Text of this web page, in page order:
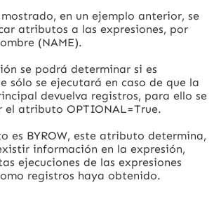
en un ejemplo anterior, se
atributos a las expresiones, por
(NAME).
se podrá determinar si es
sólo se ejecutará en caso de que la
devuelva registros, para ello se
el atributo OPTIONAL=True.
es BYROW, este atributo determina,
información en la expresión,
ejecuciones de las expresiones
registros haya obtenido.